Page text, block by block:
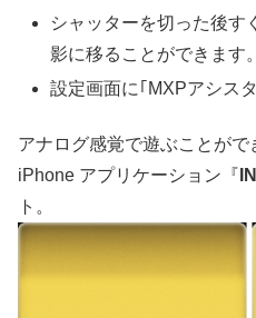
シャッターを切った後す
影に移ることができます
設定画面に｢MXPアシス
アナログ感覚で遊ぶことが
iPhone アプリケーション『
ト。